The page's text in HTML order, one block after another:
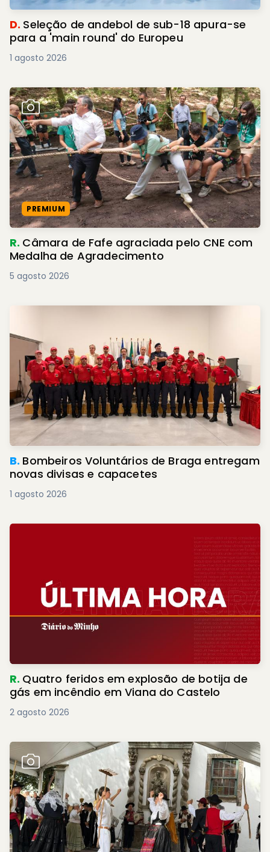
D. Seleção de andebol de sub-18 apura-se
para a 'main round' do Europeu
1 agosto 2026
PREMIUM
R. Câmara de Fafe agraciada pelo CNE com
Medalha de Agradecimento
5 agosto 2026
B. Bombeiros Voluntários de Braga entregam
novas divisas e capacetes
1 agosto 2026
R. Quatro feridos em explosão de botija de
gás em incêndio em Viana do Castelo
2 agosto 2026